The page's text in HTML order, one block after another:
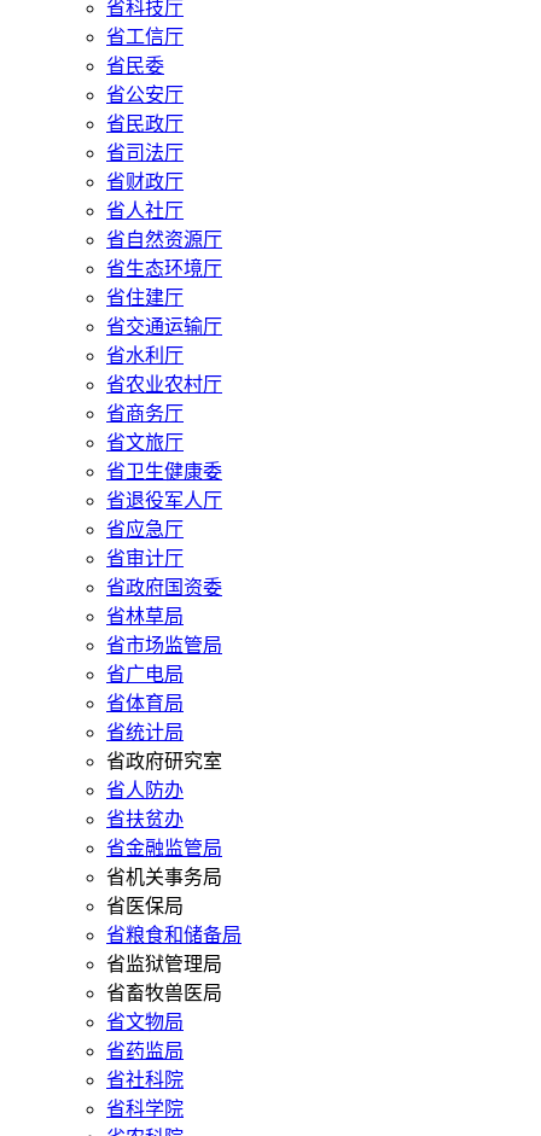
省科技厅
省工信厅
省民委
省公安厅
省民政厅
省司法厅
省财政厅
省人社厅
省自然资源厅
省生态环境厅
省住建厅
省交通运输厅
省水利厅
省农业农村厅
省商务厅
省文旅厅
省卫生健康委
省退役军人厅
省应急厅
省审计厅
省政府国资委
省林草局
省市场监管局
省广电局
省体育局
省统计局
省政府研究室
省人防办
省扶贫办
省金融监管局
省机关事务局
省医保局
省粮食和储备局
省监狱管理局
省畜牧兽医局
省文物局
省药监局
省社科院
省科学院